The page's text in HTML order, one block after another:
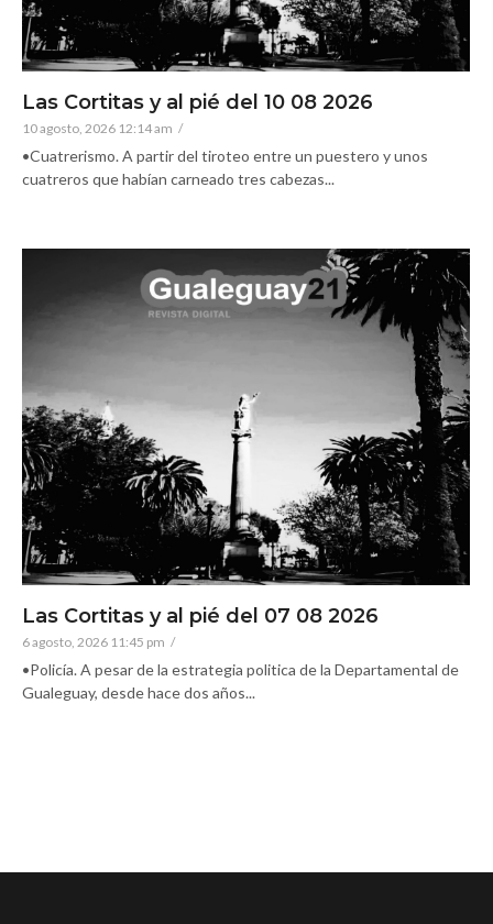
Las Cortitas y al pié del 10 08 2026
10 agosto, 2026 12:14 am /
•Cuatrerismo. A partir del tiroteo entre un puestero y unos
cuatreros que habían carneado tres cabezas...
Las Cortitas y al pié del 07 08 2026
6 agosto, 2026 11:45 pm /
•Policía. A pesar de la estrategia politica de la Departamental de
Gualeguay, desde hace dos años...